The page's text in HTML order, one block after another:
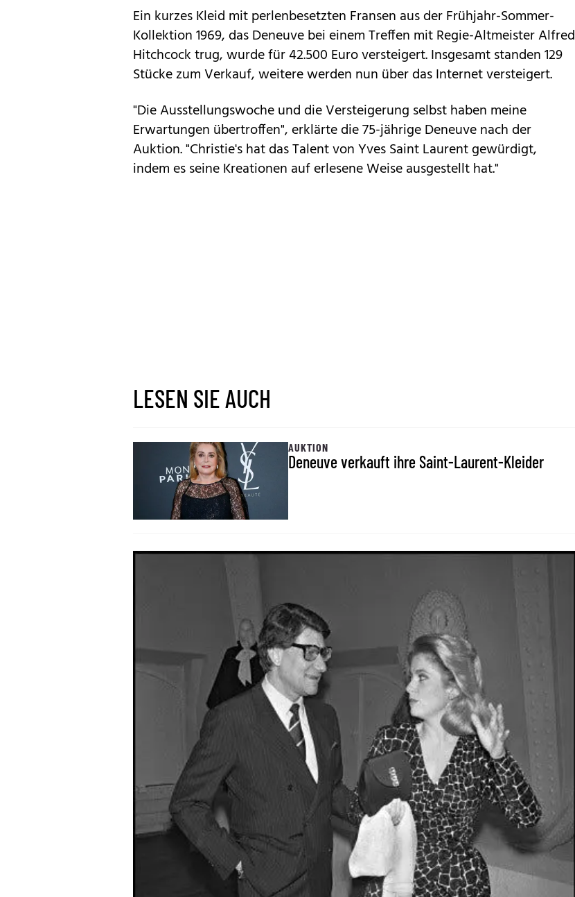
Ein kurzes Kleid mit perlenbesetzten Fransen aus der Frühjahr-Sommer-
Kollektion 1969, das Deneuve bei einem Treffen mit Regie-Altmeister Alfred
Hitchcock trug, wurde für 42.500 Euro versteigert. Insgesamt standen 129
Stücke zum Verkauf, weitere werden nun über das Internet versteigert.
"Die Ausstellungswoche und die Versteigerung selbst haben meine
Erwartungen übertroffen", erklärte die 75-jährige Deneuve nach der
Auktion. "Christie's hat das Talent von Yves Saint Laurent gewürdigt,
indem es seine Kreationen auf erlesene Weise ausgestellt hat."
LESEN SIE AUCH
AUKTION
Deneuve verkauft ihre Saint-Laurent-Kleider